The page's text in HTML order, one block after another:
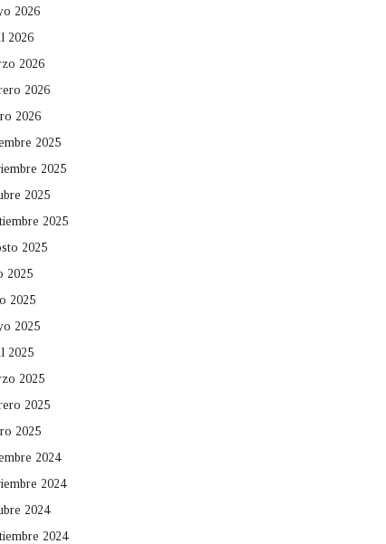
2026
2026
2026
2026
2026
2025
2025
2025
2025
2025
2025
2025
2025
2025
2025
2025
2025
2024
2024
2024
2024